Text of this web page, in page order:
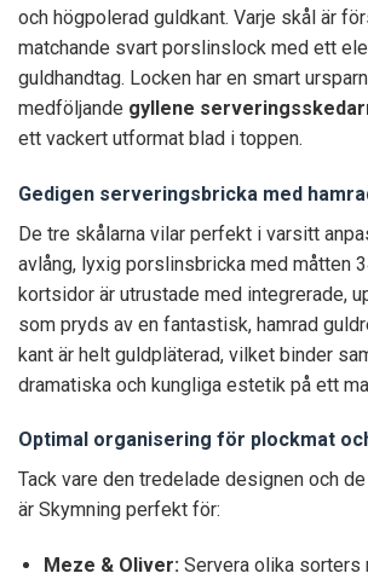
och högpolerad guldkant. Varje skål är
matchande svart porslinslock med ett
guldhandtag. Locken har en smart
medföljande gyllene
ett vackert utformat blad i toppen.
Gedigen serveringsbricka med
De tre skålarna vilar perfekt i varsitt
avlång, lyxig porslinsbricka med måtten
kortsidor är utrustade med integrerade,
som pryds av en fantastisk, hamrad
kant är helt guldpläterad, vilket binder
dramatiska och kungliga estetik på ett
Optimal organisering för plockmat
Tack vare den tredelade designen och
är Skymning perfekt för:
Meze & Oliver:Servera olika sorters